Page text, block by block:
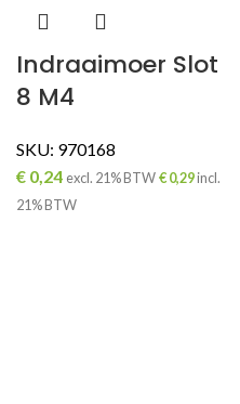
Indraaimoer Slot
8 M4
SKU: 970168
€ 0,24 excl. 21% BTW€0,29incl.
21% BTW